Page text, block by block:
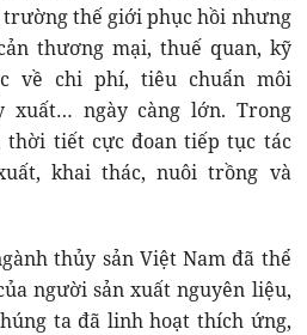
thế giới phục hồi nhưng
thương mại, thuế quan, kỹ
về chi phí, tiêu chuẩn môi
xuất… ngày càng lớn. Trong
thời tiết cực đoan tiếp tục tác
khai thác, nuôi trồng và
thủy sản Việt Nam đã thể
người sản xuất nguyên liệu,
ta đã linh hoạt thích ứng,